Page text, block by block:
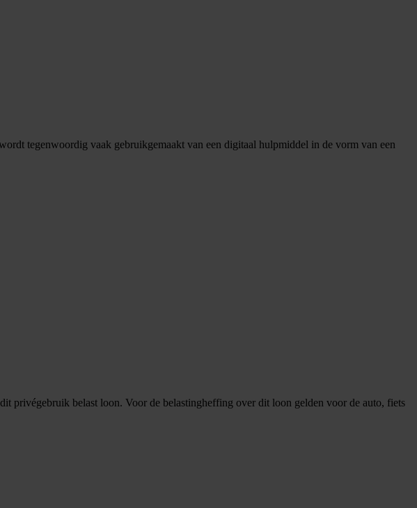
tegenwoordig vaak gebruikgemaakt van een digitaal hulpmiddel in de vorm van een
privégebruik belast loon. Voor de belastingheffing over dit loon gelden voor de auto, fiets